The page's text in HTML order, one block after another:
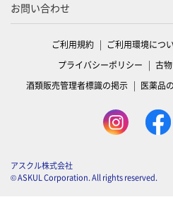
お問い合わせ
ご利用規約 ご利用環境につ
プライバシーポリシー
古
酒類販売管理者標識の掲示
医薬品
アスクル株式会社
© ASKUL Corporation. All rights reserved.